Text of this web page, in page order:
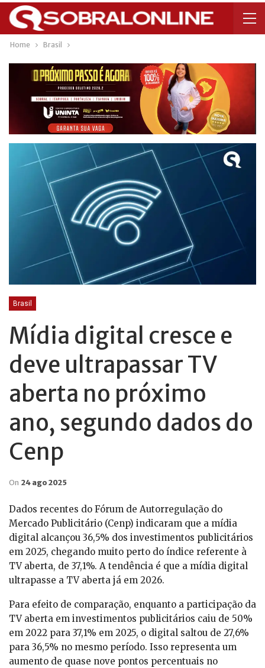
Home Brasil
Brasil
Mídia digital cresce e
deve ultrapassar TV
aberta no próximo
ano, segundo dados do
Cenp
On 24 ago 2025
Dados recentes do Fórum de Autorregulação do
Mercado Publicitário (Cenp) indicaram que a mídia
digital alcançou 36,5% dos investimentos publicitários
em 2025, chegando muito perto do índice referente à
TV aberta, de 37,1%. A tendência é que a mídia digital
ultrapasse a TV aberta já em 2026.
Para efeito de comparação, enquanto a participação da
TV aberta em investimentos publicitários caiu de 50%
em 2022 para 37,1% em 2025, o digital saltou de 27,6%
para 36,5% no mesmo período. Isso representa um
aumento de quase nove pontos percentuais no